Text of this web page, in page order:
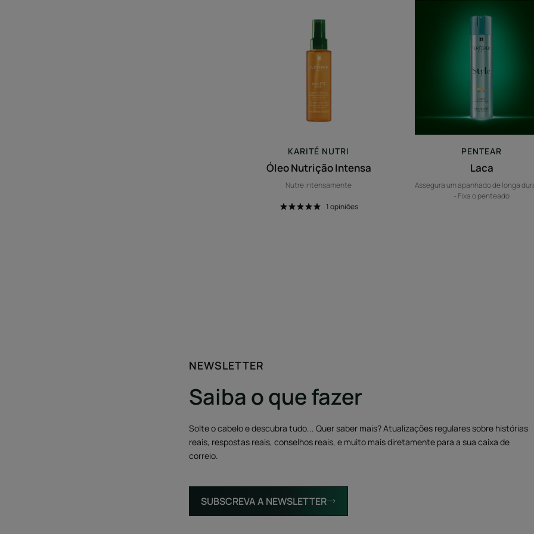
Nutrição
Intensa
KARITÉ NUTRI
Óleo Nutrição Intensa
Nutre intensamente
1opiniões
PENTEAR
Laca
Assegura um apanhado de longa
- Fixa o penteado
NEWSLETTER
Saiba o que fazer
Solte o cabelo e descubra tudo... Quer saber mais? Atualizações regulares sobre histórias
reais, respostas reais, conselhos reais, e muito mais diretamente para a sua caixa de
correio.
SUBSCREVA A NEWSLETTER